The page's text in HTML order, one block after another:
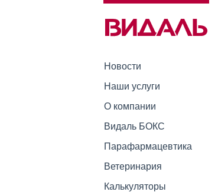
Новости
Наши услуги
О компании
Видаль БОКС
Парафармацевтика
Ветеринария
Калькуляторы